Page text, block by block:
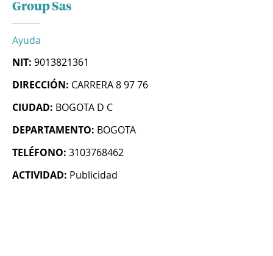
Group Sas
Ayuda
NIT: 9013821361
DIRECCIÓN: CARRERA 8 97 76
CIUDAD: BOGOTA D C
DEPARTAMENTO: BOGOTA
TELÉFONO: 3103768462
ACTIVIDAD: Publicidad